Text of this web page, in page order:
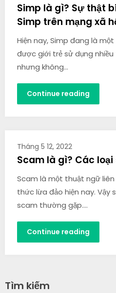
Simp là gì? Sự thật
Simp trên mạng xã
Hiện nay, Simp đang là
được giới trẻ sử dụng nhiều
nhưng không…
Continue reading
Tháng 5 12, 2022
Scam là gì? Các
Scam là một thuật ngữ
thức lừa đảo hiện nay. Vậy
scam thường gặp….
Continue reading
Tìm kiếm